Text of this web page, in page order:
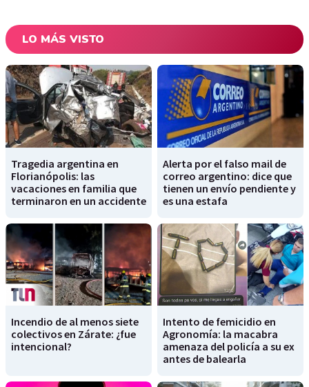
LO MÁS VISTO
Tragedia argentina en
Florianópolis: las
vacaciones en familia que
terminaron en un accidente
Alerta por el falso mail de
correo argentino: dice que
tienen un envío pendiente y
es una estafa
Incendio de al menos siete
colectivos en Zárate: ¿fue
intencional?
Intento de femicidio en
Agronomía: la macabra
amenaza del policía a su ex
antes de balearla